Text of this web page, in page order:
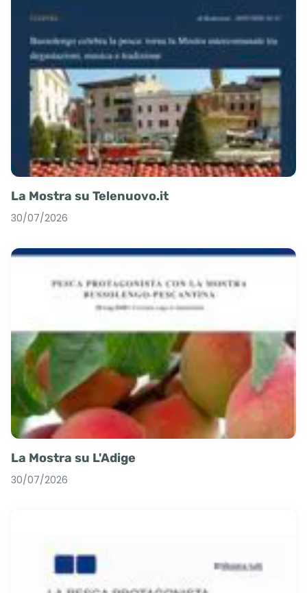
La Mostra su Telenuovo.it
30/07/2026
La Mostra su L'Adige
30/07/2026